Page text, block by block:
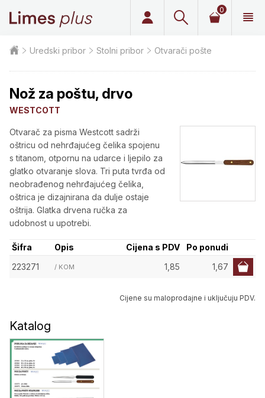
0
Uredski pribor Stolni pribor Otvarači pošte
Nož za poštu, drvo
WESTCOTT
Otvarač za pisma Westcott sadrži
oštricu od nehrđajućeg čelika spojenu
s titanom, otpornu na udarce i ljepilo za
glatko otvaranje slova. Tri puta tvrđa od
neobrađenog nehrđajućeg čelika,
oštrica je dizajnirana da dulje ostaje
oštrija. Glatka drvena ručka za
udobnost u upotrebi.
Šifra Opis Cijena s PDV
Po ponudi
223271
/ KOM 1,85 1,67
Cijene su maloprodajne i uključuju PDV.
Katalog